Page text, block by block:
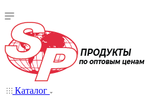
Каталог